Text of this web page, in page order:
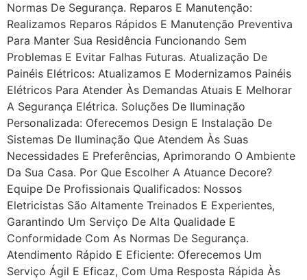
Normas De Segurança. Reparos E Manutenção:
Realizamos Reparos Rápidos E Manutenção Preventiva
Para Manter Sua Residência Funcionando Sem
Problemas E Evitar Falhas Futuras. Atualização De
Painéis Elétricos: Atualizamos E Modernizamos Painéis
Elétricos Para Atender Às Demandas Atuais E Melhorar
A Segurança Elétrica. Soluções De Iluminação
Personalizada: Oferecemos Design E Instalação De
Sistemas De Iluminação Que Atendem Às Suas
Necessidades E Preferências, Aprimorando O Ambiente
Da Sua Casa. Por Que Escolher A Atuance Decore?
Equipe De Profissionais Qualificados: Nossos
Eletricistas São Altamente Treinados E Experientes,
Garantindo Um Serviço De Alta Qualidade E
Conformidade Com As Normas De Segurança.
Atendimento Rápido E Eficiente: Oferecemos Um
Serviço Ágil E Eficaz, Com Uma Resposta Rápida Às